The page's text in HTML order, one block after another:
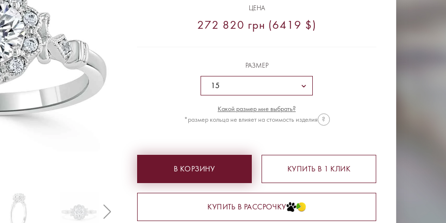
ЦЕНА
272 820 грн (6419 $)
РАЗМЕР
Какой размер мне выбрать?
*размер кольца не влияет на стоимость изделия
?
В КОРЗИНУ
КУПИТЬ В РАССРОЧКУ
КУПИТЬ В 1 КЛИК